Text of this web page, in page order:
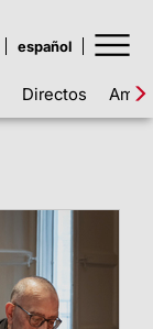
Directos